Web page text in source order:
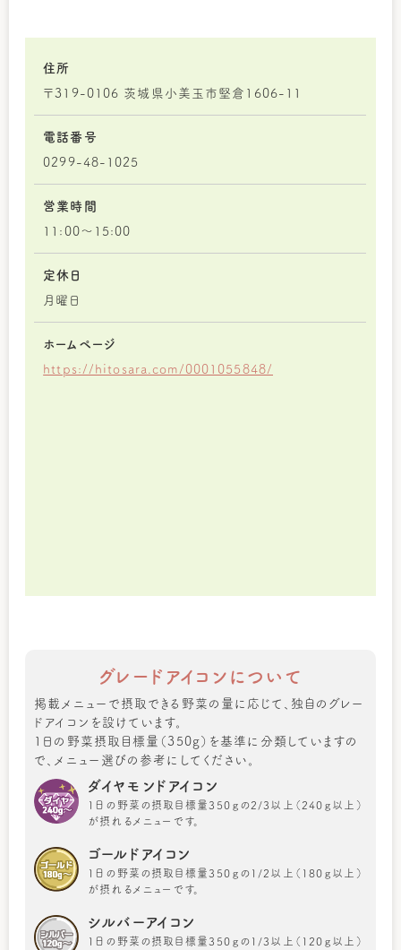
住所
〒319-0106 茨城県小美玉市堅倉1606-11
電話番号
0299-48-1025
営業時間
11:00～15:00
定休日
月曜日
ホームページ
https://hitosara.com/0001055848/
グレードアイコンについて
掲載メニューで摂取できる野菜の量に応じて、独自のグレー
ドアイコンを設けています。
1日の野菜摂取目標量（350g）を基準に分類していますの
で、メニュー選びの参考にしてください。
ダイヤモンドアイコン
1日の野菜の摂取目標量350ｇの2/3以上（240ｇ以上）
が摂れるメニューです。
ゴールドアイコン
1日の野菜の摂取目標量350ｇの1/2以上（180ｇ以上）
が摂れるメニューです。
シルバーアイコン
1日の野菜の摂取目標量350ｇの1/3以上（120ｇ以上）